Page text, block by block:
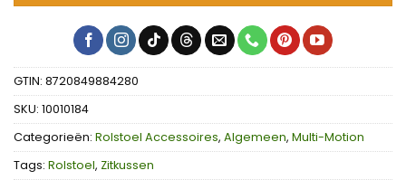
GTIN: 8720849884280
SKU: 10010184
Categorieën: Rolstoel Accessoires, Algemeen, Multi-Motion
Tags: Rolstoel, Zitkussen